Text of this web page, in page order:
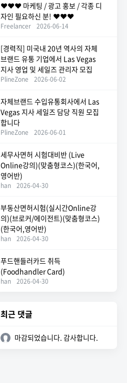
❤️❤️❤️ 마케팅 / 광고 홍보 / 각종 디
자인 필요하신 분! ❤️❤️❤️
Freelancer 2026-06-14
[경력직] 미국내 20년 역사의 자체
브랜드 유통 기업에서 Las Vegas
지사 영업 및 세일즈 관리자 모집
PlineZone 2026-06-02
자체브랜드 수입유통회사에서 Las
Vegas 지사 세일즈 담당 직원 모집
합니다
PlineZone 2026-06-01
세무사면허 시험대비반 (Live
Online강의)(맞춤형코스)(한국어,
영어반)
han 2026-04-30
부동산면허시험(실시간Online강
의)(브로커/에이전트)(맞춤형코스)
(한국어,영어반)
han 2026-04-30
푸드핸들러카드 취득
(Foodhandler Card)
han 2026-04-30
최근 댓글
마감되었습니다. 감사합니다.